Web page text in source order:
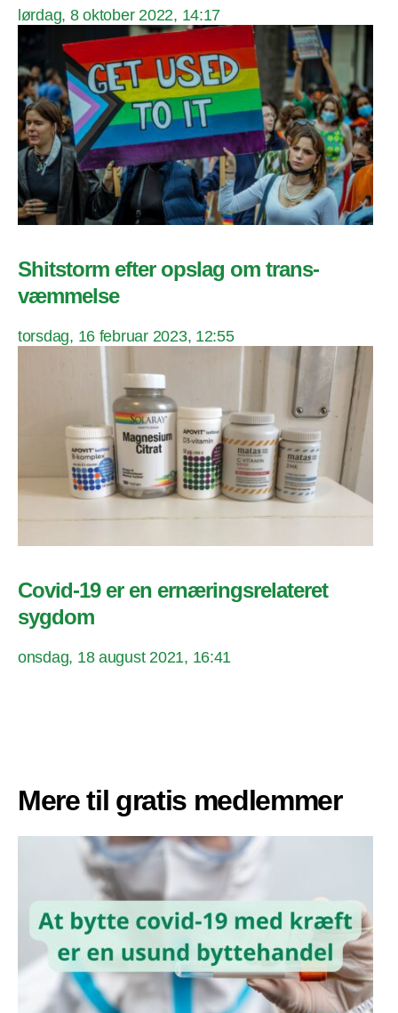
lørdag, 8 oktober 2022, 14:17
Shitstorm efter opslag om trans-
væmmelse
torsdag, 16 februar 2023, 12:55
Covid-19 er en ernæringsrelateret
sygdom
onsdag, 18 august 2021, 16:41
Mere til gratis medlemmer